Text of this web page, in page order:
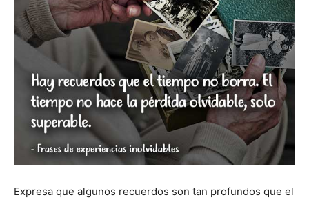
Expresa que algunos recuerdos son tan profundos que el